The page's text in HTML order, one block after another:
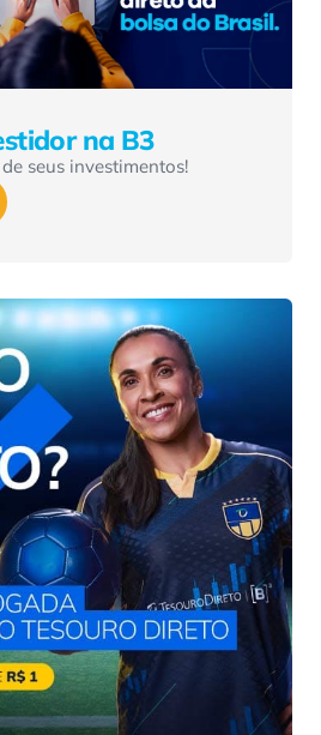
na B3
seus investimentos!